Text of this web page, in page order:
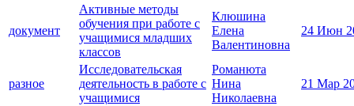
документ
Активные методы
обучения при работе с
учащимися младших
классов
Клюшина
Елена
Валентиновна
24 Июн
разное
Исследовательская
деятельность в работе с
учащимися
Романюта
Нина
Николаевна
21 Мар